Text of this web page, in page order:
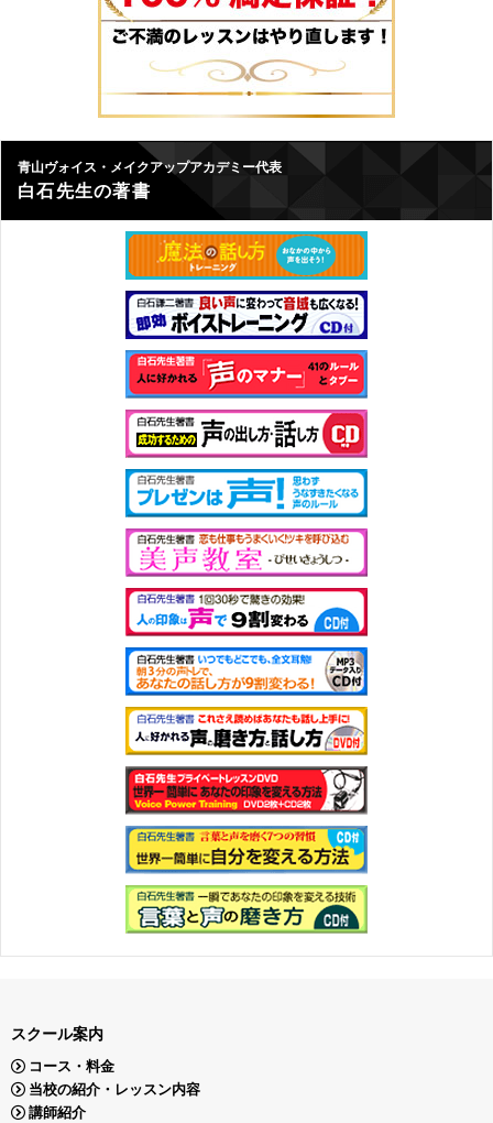
青山ヴォイス・メイクアップアカデミー代表
白石先生の著書
スクール案内
コース・料金
当校の紹介・レッスン内容
講師紹介